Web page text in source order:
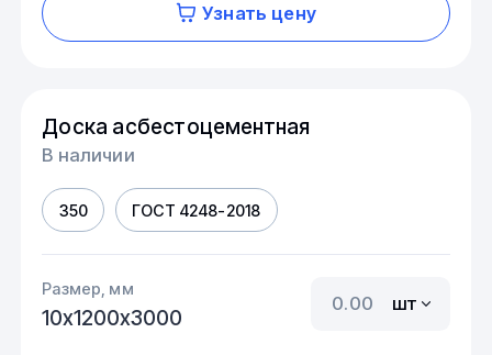
Узнать цену
Доска асбестоцементная
В наличии
350 ГОСТ 4248-2018
Размер, мм
10х1200х3000
шт